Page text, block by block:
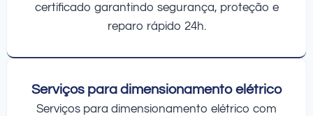
certificado garantindo segurança, proteção e
reparo rápido 24h.
Serviços para dimensionamento elétrico
Serviços para dimensionamento elétrico com